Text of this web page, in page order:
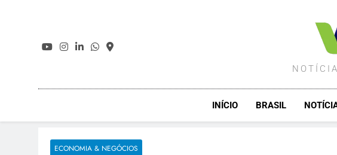
INÍCIO BRASIL
ECONOMIA & NEGÓCIOS